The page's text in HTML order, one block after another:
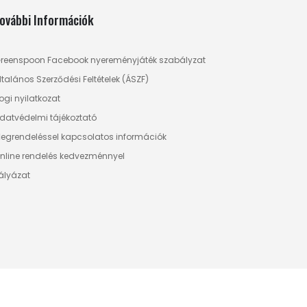
Információk
Facebook nyereményjáték szabályzat
Szerződési Feltételek (ÁSZF)
nyilatkozat
tájékoztató
kapcsolatos információk
rendelés kedvezménnyel